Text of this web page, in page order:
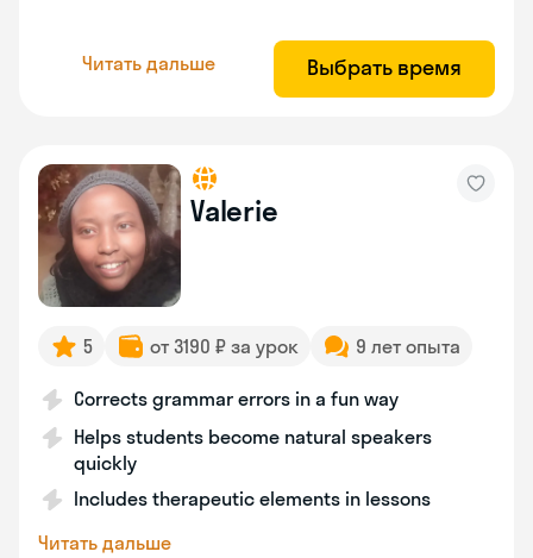
Читать дальше Выбрать время
Valerie
5 от 3190 ₽ за урок 9 лет опыта
Corrects grammar errors in a fun way
Helps students become natural speakers
quickly
Includes therapeutic elements in lessons
Читать дальше